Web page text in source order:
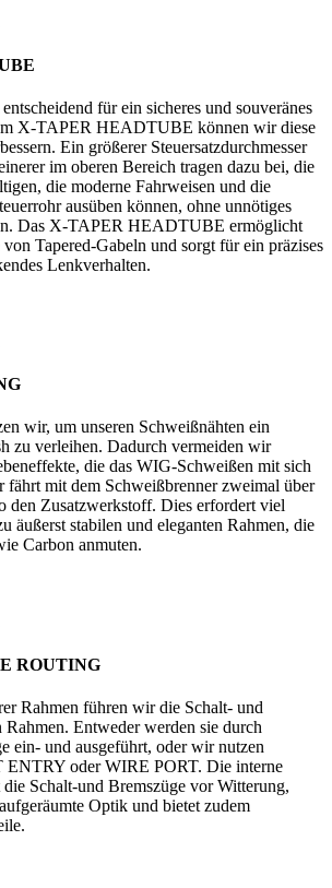
für ein sicheres und souveränes
X-TAPER HEADTUBE können wir diese
Ein größerer Steuersatzdurchmesser
im oberen Bereich tragen dazu bei, die
die moderne Fahrweisen und die
ausüben können, ohne unnötiges
Das X-TAPER HEADTUBE ermöglicht
Tapered-Gabeln und sorgt für ein präzises
Lenkverhalten.
wir, um unseren Schweißnähten ein
zu verleihen. Dadurch vermeiden wir
die das WIG-Schweißen mit sich
fährt mit dem Schweißbrenner zweimal über
den Zusatzwerkstoff. Dies erfordert viel
äußerst stabilen und eleganten Rahmen, die
Carbon anmuten.
ROUTING
Rahmen führen wir die Schalt- und
Rahmen. Entweder werden sie durch
ein- und ausgeführt, oder wir nutzen
ENTRY oder WIRE PORT. Die interne
Schalt-und Bremszüge vor Witterung,
Optik und bietet zudem